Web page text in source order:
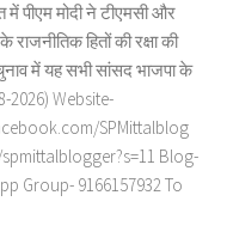
में पीएम मोदी ने टीएमसी और
हितों की रक्षा की
में यह सभी सांसद भाजपा के
2026) Website-
SPMittalblog
Blog-
Group- 9166157932 To